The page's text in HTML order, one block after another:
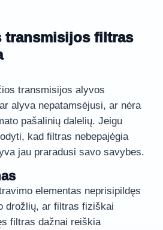
transmisijos filtras
transmisijos alyvos
alyva nepatamsėjusi, ar nėra
pašalinių dalelių. Jeigu
kad filtras nebepajėgia
jau praradusi savo savybes.
elementas neprisipildęs
drožlių, ar filtras fiziškai
filtras dažnai reiškia